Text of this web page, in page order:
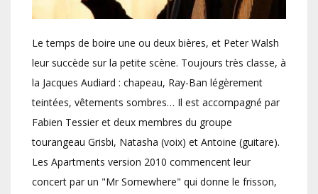
Le temps de boire une ou deux bières, et Peter Walsh
leur succède sur la petite scène. Toujours très classe, à
la Jacques Audiard : chapeau, Ray-Ban légèrement
teintées, vêtements sombres… Il est accompagné par
Fabien Tessier et deux membres du groupe
tourangeau Grisbi, Natasha (voix) et Antoine (guitare).
Les Apartments version 2010 commencent leur
concert par un "Mr Somewhere" qui donne le frisson,